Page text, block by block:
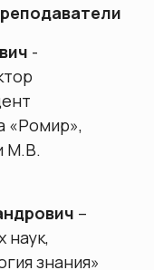
-
«Ромир»,
М.В.
–
наук,
знания»